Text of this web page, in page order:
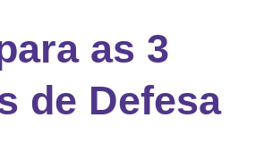
as 3
de Defesa